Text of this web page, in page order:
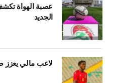
عصبة الهواة
الجديد
لاعب مالي يعزز